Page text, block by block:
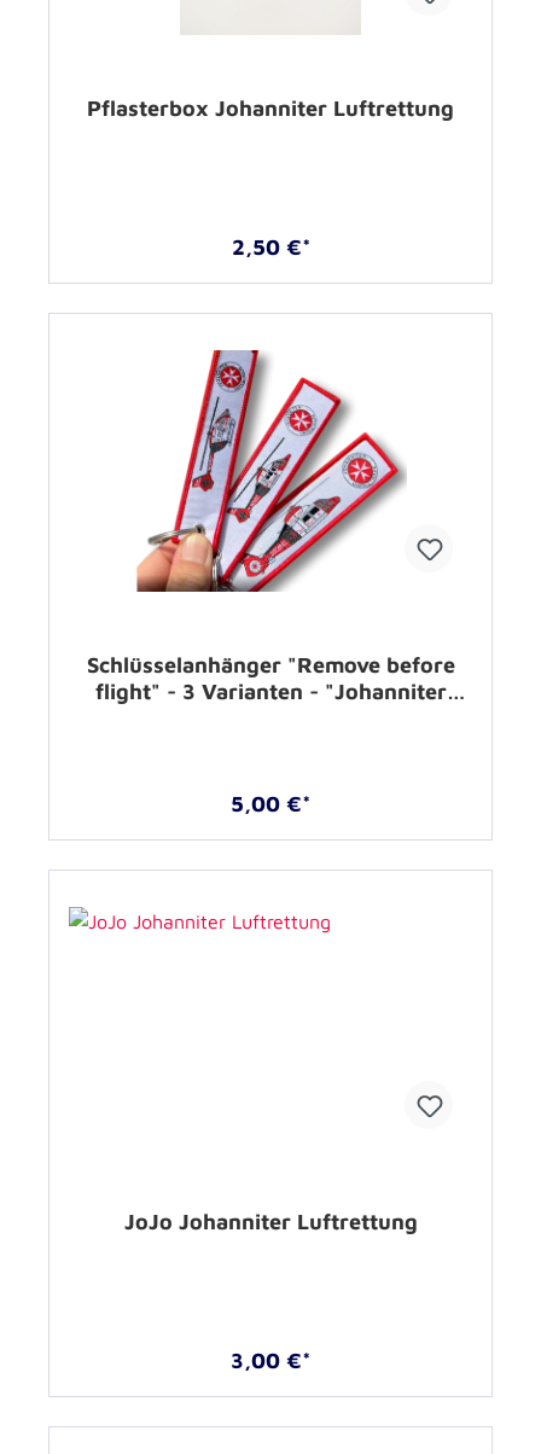
Pflasterbox Johanniter Luftrettung
2,50 €*
Schlüsselanhänger "Remove before
flight" - 3 Varianten - "Johanniter
5,00 €*
JoJo Johanniter Luftrettung
3,00 €*